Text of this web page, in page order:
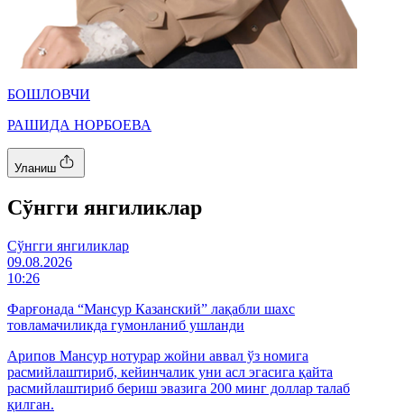
БОШЛОВЧИ
РАШИДА НОРБОЕВА
Уланиш
Cўнгги янгиликлар
Cўнгги янгиликлар
09.08.2026
10:26
Фарғонада “Мансур Казанский” лақабли шахс
товламачиликда гумонланиб ушланди
Арипов Мансур нотурар жойни аввал ўз номига
расмийлаштириб, кейинчалик уни асл эгасига қайта
расмийлаштириб бериш эвазига 200 минг доллар талаб
қилган.